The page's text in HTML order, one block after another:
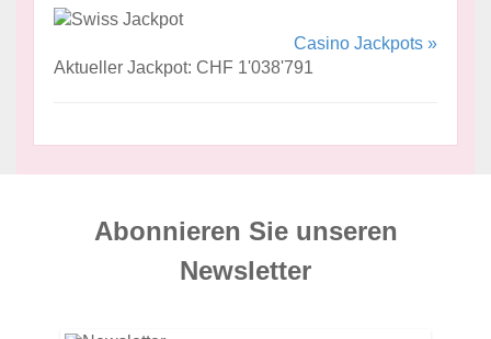
Casino Jackpots »
Aktueller Jackpot: CHF 1'038'791
Abonnieren Sie unseren
News­letter